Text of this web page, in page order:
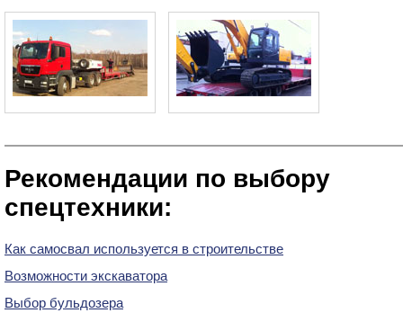
Рекомендации по выбору
спецтехники:
Как самосвал используется в строительстве
Возможности экскаватора
Выбор бульдозера